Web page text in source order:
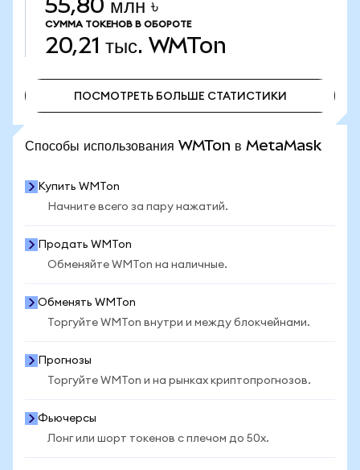
55,80 млн ৳
СУММА ТОКЕНОВ В ОБОРОТЕ
20,21 тыс. WMTon
ПОСМОТРЕТЬ БОЛЬШЕ СТАТИСТИКИ
Способы использования WMTon в MetaMask
Купить WMTon
Начните всего за пару нажатий.
Продать WMTon
Обменяйте WMTon на наличные.
Обменять WMTon
Торгуйте WMTon внутри и между блокчейнами.
Прогнозы
Торгуйте WMTon и на рынках криптопрогнозов.
Фьючерсы
Лонг или шорт токенов с плечом до 50x.